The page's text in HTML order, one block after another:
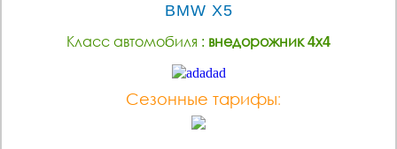
BMW X5
Класс автомобиля : внедорожник 4х4
Сезонные тарифы: